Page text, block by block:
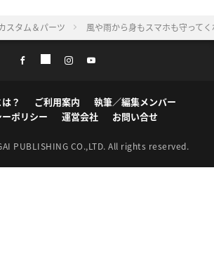
スタム＆パーツ 風や雨から身もスマホも守って
？ ご利用案内
執筆／編集メンバー
ポリシー
運営会社 お問い合せ
PUBLISHING CO.,LTD. All rights reserved.